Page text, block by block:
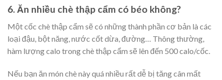
6. Ăn nhiều chè thập cẩm có béo không?
Một cốc chè thập cẩm sẽ có những thành phần cơ bản là các
loại đậu, bột năng, nước cốt dừa, đường… Thông thường,
hàm lượng calo trong chè thập cẩm sẽ lên đến 500 calo/cốc.
Nếu bạn ăn món chè này quá nhiều rất dễ bị tăng cân mất